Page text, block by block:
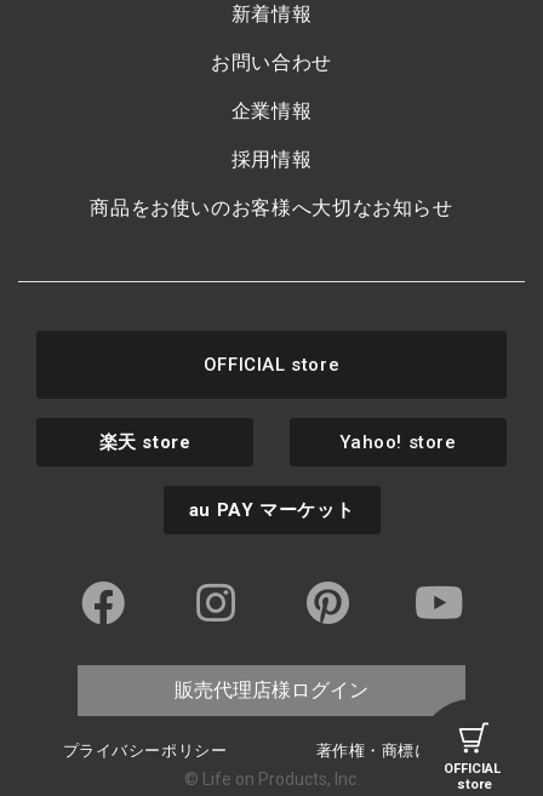
OFFICIAL
store
新着情報
お問い合わせ
企業情報
採用情報
商品をお使いのお客様へ大切なお知らせ
OFFICIAL store
楽天 store Yahoo! store
au PAY マーケット
販売代理店様ログイン
プライバシーポリシー 著作権・商標について
© Life on Products, Inc.